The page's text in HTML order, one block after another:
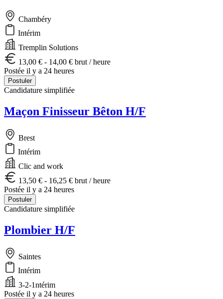
Chambéry
Intérim
Tremplin Solutions
13,00 € - 14,00 € brut / heure
Postée il y a 24 heures
Postuler
Candidature simplifiée
Maçon Finisseur Bêton H/F
Brest
Intérim
Clic and work
13,50 € - 16,25 € brut / heure
Postée il y a 24 heures
Postuler
Candidature simplifiée
Plombier H/F
Saintes
Intérim
3-2-1ntérim
Postée il y a 24 heures